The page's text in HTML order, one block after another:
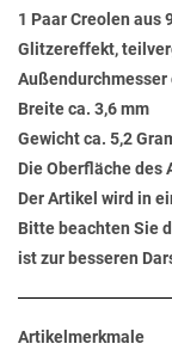
1 Paar Creolen
Glitzereffekt,
Außendurchmesser
Breite ca. 3,6 mm
Gewicht ca. 5,2
Die Oberfläche
Der Artikel wird in
Bitte beachten Sie
ist zur besseren
Artikelmerkmale